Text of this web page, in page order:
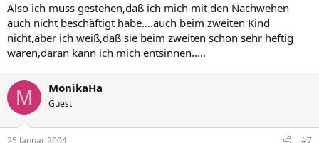
Also ich muss gestehen,daß ich mich mit den Nachwehen
auch nicht beschäftigt habe....auch beim zweiten Kind
nicht,aber ich weiß,daß sie beim zweiten schon sehr heftig
waren,daran kann ich mich entsinnen.....
M MonikaHa
Guest
25 Januar 2004 #7